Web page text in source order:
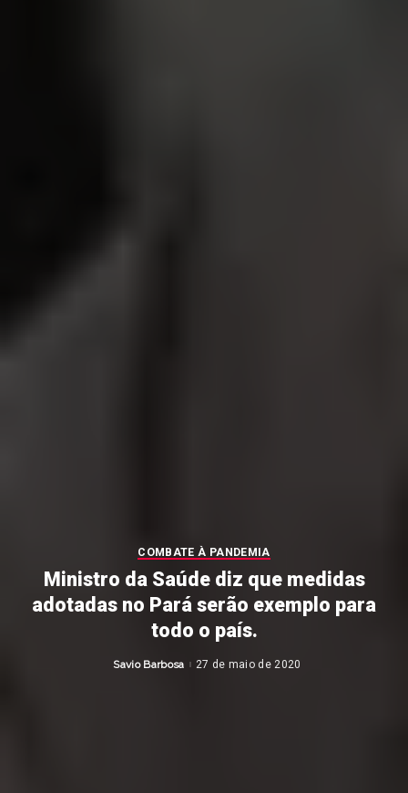
COMBATE À PANDEMIA
Ministro da Saúde diz que medidas
adotadas no Pará serão exemplo para
todo o país.
Posted
Savio Barbosa 27 de maio de 2020